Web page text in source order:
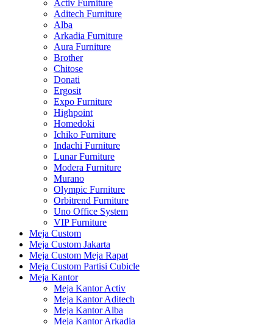
Activ Furniture
Aditech Furniture
Alba
Arkadia Furniture
Aura Furniture
Brother
Chitose
Donati
Ergosit
Expo Furniture
Highpoint
Homedoki
Ichiko Furniture
Indachi Furniture
Lunar Furniture
Modera Furniture
Murano
Olympic Furniture
Orbitrend Furniture
Uno Office System
VIP Furniture
Meja Custom
Meja Custom Jakarta
Meja Custom Meja Rapat
Meja Custom Partisi Cubicle
Meja Kantor
Meja Kantor Activ
Meja Kantor Aditech
Meja Kantor Alba
Meja Kantor Arkadia